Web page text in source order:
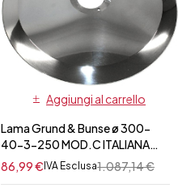
Aggiungi al carrello
Lama Grund & Bunse ø 300-
40-3-250 MOD.C ITALIANA
MACCHI
1.087,14€
86,99€ IVA Esclusa